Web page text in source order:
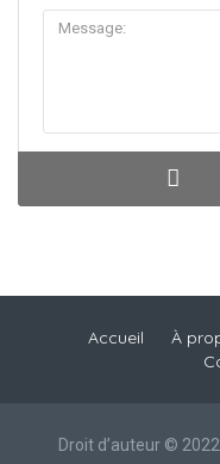
Accueil À
Droit d’auteur ©